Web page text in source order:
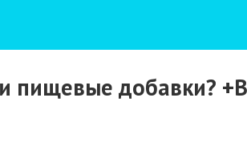
пищевые добавки?